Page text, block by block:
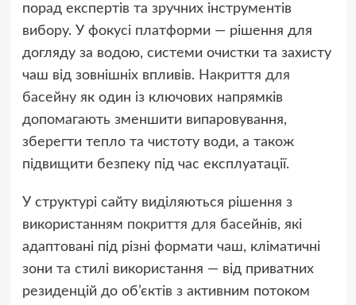
порад експертів та зручних інструментів
вибору. У фокусі платформи — рішення для
догляду за водою, системи очистки та захисту
чаш від зовнішніх впливів. Накриття для
басейнуяк один із ключових напрямків
допомагають зменшити випаровування,
зберегти тепло та чистоту води, а також
підвищити безпеку під час експлуатації.
У структурі сайту виділяються рішення з
використанням покриття для басейнів, які
адаптовані під різні формати чаш, кліматичні
зони та стилі використання — від приватних
резиденцій до об’єктів з активним потоком